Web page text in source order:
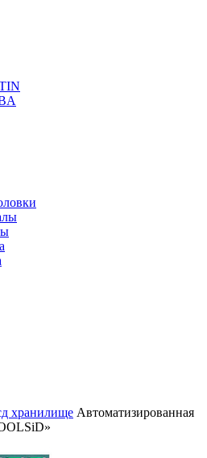
хранилище Автоматизированная